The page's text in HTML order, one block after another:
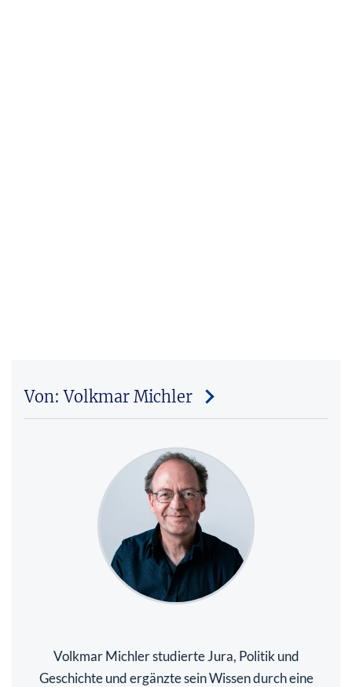
Von: Volkmar Michler
Volkmar Michler studierte Jura, Politik und
Geschichte und ergänzte sein Wissen durch eine